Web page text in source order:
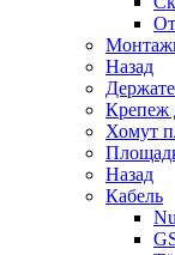
Назад
Крепеж
Хомут
Назад
Кабель